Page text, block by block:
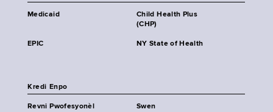
Medicaid
Child Health Plus
(CHP)
EPIC NY State of Health
Kredi Enpo
Revni Pwofesyonèl
Swen